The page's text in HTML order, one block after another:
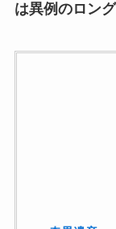
は異例のロン